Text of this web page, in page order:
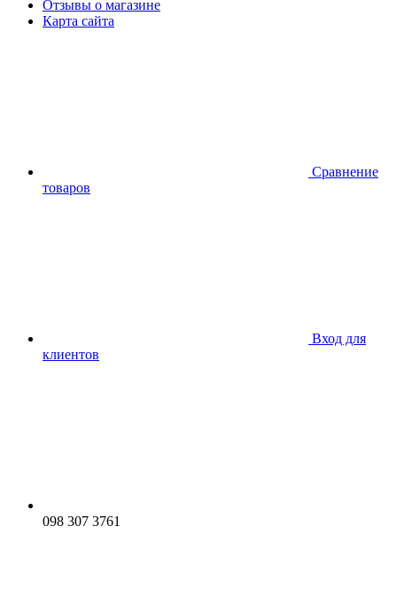
Отзывы о магазине
Карта сайта
Сравнение
товаров
Вход для
клиентов
098 307 3761